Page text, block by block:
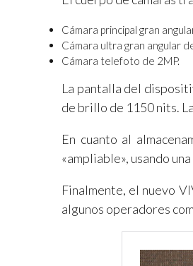
Cámara principal gran
Cámara ultra gran angular
Cámara telefoto de 2MP.
La pantalla del
de brillo de 1150 nits.
En cuanto al
«ampliable», usando
Finalmente, el nuevo
algunos operadores